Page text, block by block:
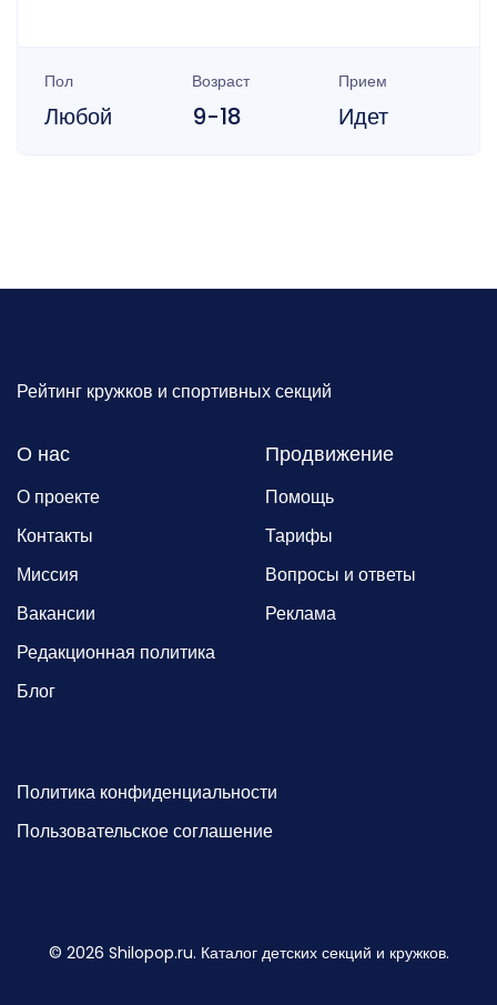
Пол
Любой
Возраст
9-18
Прием
Идет
Рейтинг кружков и спортивных секций
О нас
О проекте
Контакты
Миссия
Вакансии
Редакционная политика
Блог
Продвижение
Помощь
Тарифы
Вопросы и ответы
Реклама
Политика конфиденциальности
Пользовательское соглашение
© 2026 Shilopop.ru. Каталог детских секций и кружков.